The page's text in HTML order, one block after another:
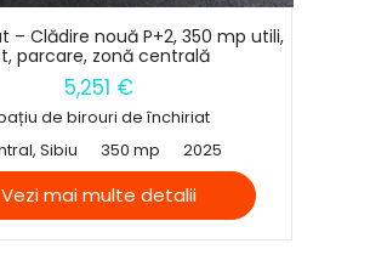
– Clădire nouă P+2, 350 mp utili,
parcare, zonă centrală
5,251 €
de birouri de închiriat
Sibiu
350 mp 2025
Vezi mai multe detalii